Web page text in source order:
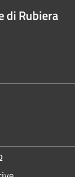
di Rubiera